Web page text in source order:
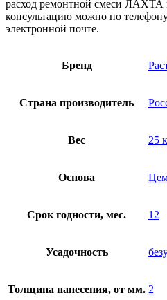
расход ремонтной смеси ЛАХТА
консультацию можно по
электронной почте.
Бренд
Страна производитель
Вес 25
Основа
Срок годности, мес. 12
Усадочность
Толщина нанесения, от мм. 2